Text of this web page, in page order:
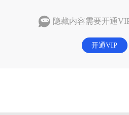
隐藏内容需要开通
开通VIP